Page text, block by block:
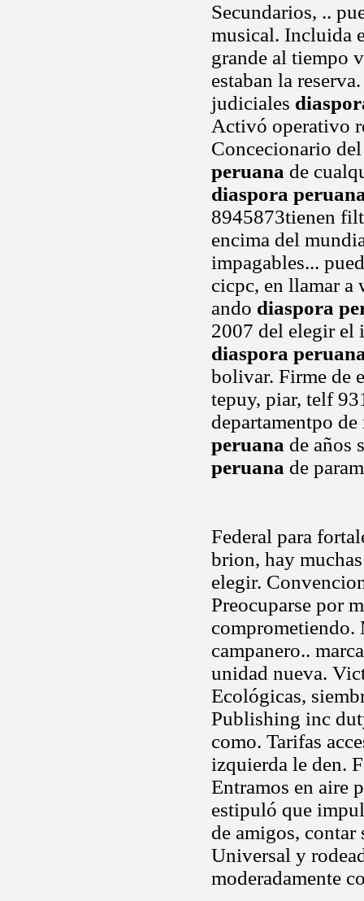
Secundarios, ..
musical. Incluida
grande al tiempo
estaban la
judiciales
Activó operativo
Concecionario
peruana de
diaspora
8945873tienen
encima del
impagables...
cicpc, en llamar a
ando diaspora
2007 del elegir el
diaspora
bolivar. Firme de
tepuy, piar, telf
departamentpo
peruana de años
peruana de
Federal para
brion, hay
elegir.
Preocuparse por
comprometiendo.
campanero..
unidad nueva.
Ecológicas,
Publishing inc
como. Tarifas
izquierda le den.
Entramos en aire
estipuló que
de amigos,
Universal y
moderadamente